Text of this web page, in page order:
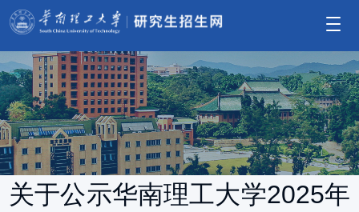
关于公示华南理工大学2025年